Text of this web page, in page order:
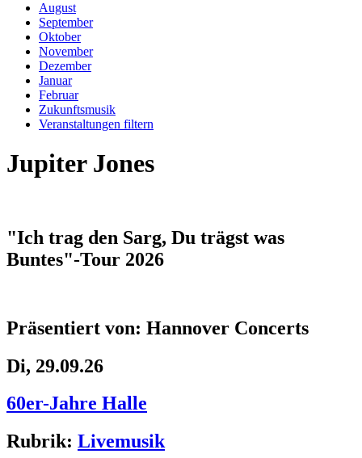
August
September
Oktober
November
Dezember
Januar
Februar
Zukunftsmusik
Veranstaltungen filtern
Jupiter Jones
"Ich trag den Sarg, Du trägst was
Buntes"-Tour 2026
Präsentiert von: Hannover Concerts
Di, 29.09.26
60er-Jahre Halle
Rubrik: Livemusik